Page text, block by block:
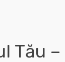
Tău